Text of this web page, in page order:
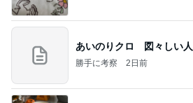
あいのりクロ 図々しい人
勝手に考察 2日前